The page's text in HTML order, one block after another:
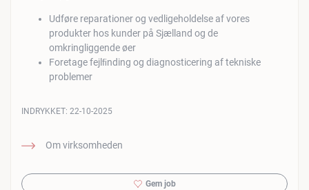
Udføre reparationer og vedligeholdelse af vores
produkter hos kunder på Sjælland og de
omkringliggende øer
Foretage fejlﬁnding og diagnosticering af tekniske
problemer
Om virksomheden
INDRYKKET: 22-10-2025
Gem job